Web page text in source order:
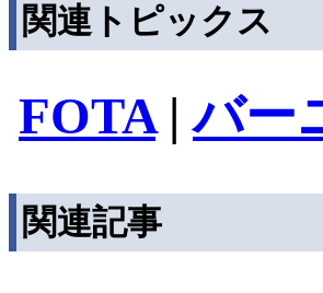
関連トピックス
FOTA|バー
関連記事